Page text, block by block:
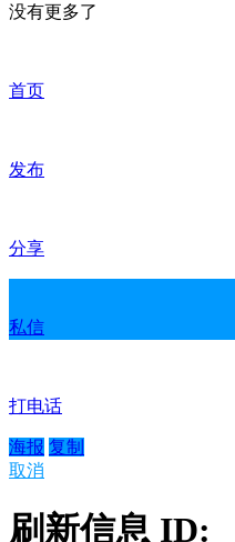
没有更多了
首页
发布
分享
私信
打电话
海报 复制
取消
刷新信息 ID: